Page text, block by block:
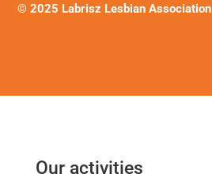
© 2025 Labrisz Lesbian Association
Our activities